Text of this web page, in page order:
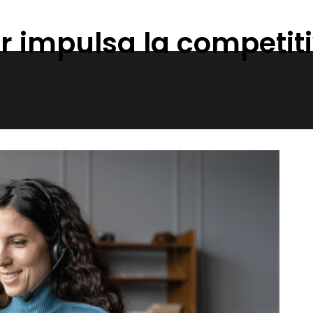
impulsa la